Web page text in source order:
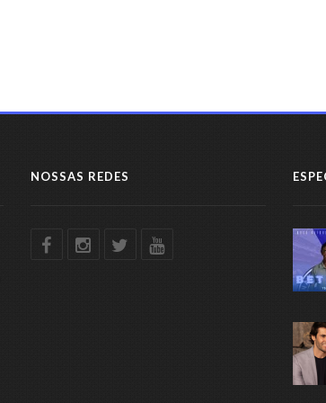
NOSSAS REDES